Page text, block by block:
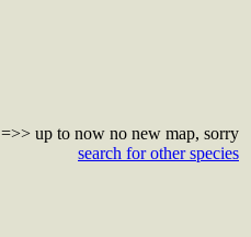
=>> up to now no new map, sorry
search for other species